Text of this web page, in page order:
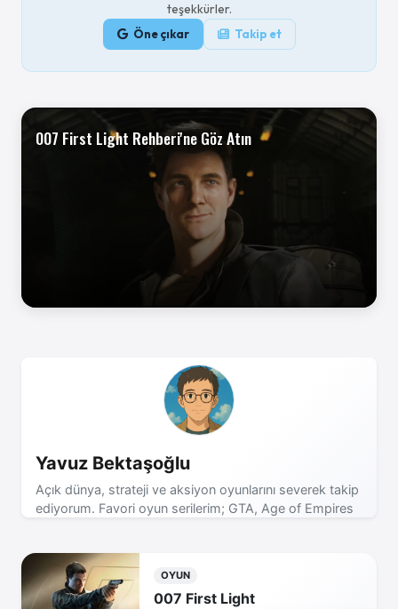
teşekkürler.
Öne çıkar Takip et
007 First Light Rehberi'ne Göz Atın
Yavuz Bektaşoğlu
Açık dünya, strateji ve aksiyon oyunlarını severek takip
ediyorum. Favori oyun serilerim; GTA, Age of Empires
OYUN
007 First Light